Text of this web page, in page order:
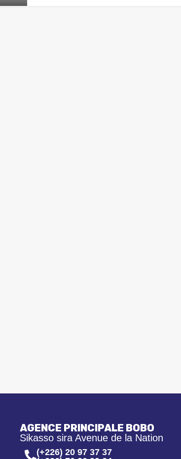
AGENCE PRINCIPALE BOBO
Sikasso sira Avenue de la Nation
(+226) 20 97 37 37